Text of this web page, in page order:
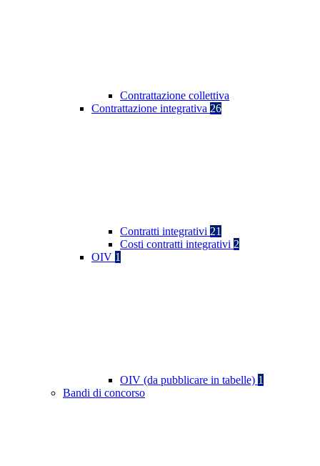
Contrattazione collettiva
Contrattazione integrativa 26
Contratti integrativi 21
Costi contratti integrativi 2
OIV 1
OIV (da pubblicare in tabelle) 1
Bandi di concorso